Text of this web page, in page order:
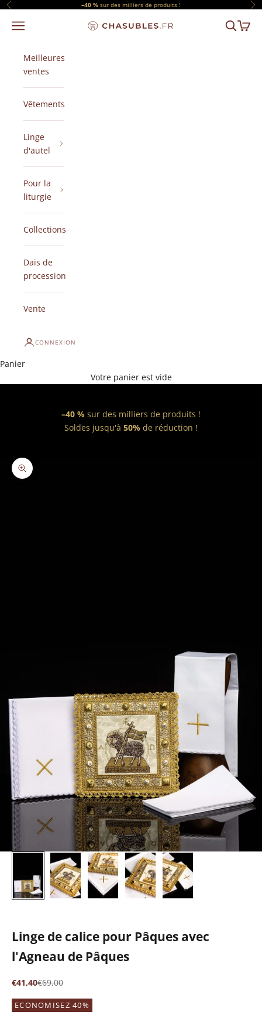
Passer au contenu
Précédent –40 % sur des milliers de produits !
CHASUBLES.FR
Menu Panier
Meilleures
ventes
Vêtements
Linge
d'autel
Pour la
liturgie
Collections
Dais de
procession
Vente
CONNEXION
Panier
Votre panier est vide
–40 % sur des milliers de produits !
Soldes jusqu'à 50% de réduction !
Zoomer sur l'image
Linge de calice pour Pâques avec
l'Agneau de Pâques
Prix de vente
€41,40Prix normal
€69,00
ECONOMISEZ 40%